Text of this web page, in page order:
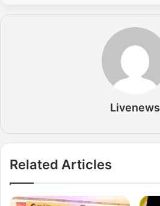
Livenews
Related Articles